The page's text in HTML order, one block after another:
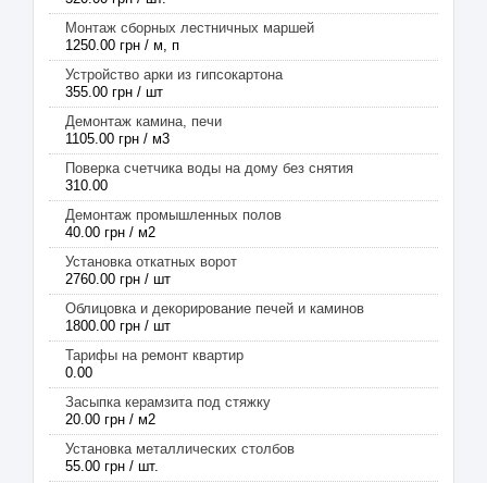
Монтаж сборных лестничных маршей
1250.00 грн / м, п
Устройство арки из гипсокартона
355.00 грн / шт
Демонтаж камина, печи
1105.00 грн / м3
Поверка счетчика воды на дому без снятия
310.00
Демонтаж промышленных полов
40.00 грн / м2
Установка откатных ворот
2760.00 грн / шт
Облицовка и декорирование печей и каминов
1800.00 грн / шт
Тарифы на ремонт квартир
0.00
Засыпка керамзита под стяжку
20.00 грн / м2
Установка металлических столбов
55.00 грн / шт.